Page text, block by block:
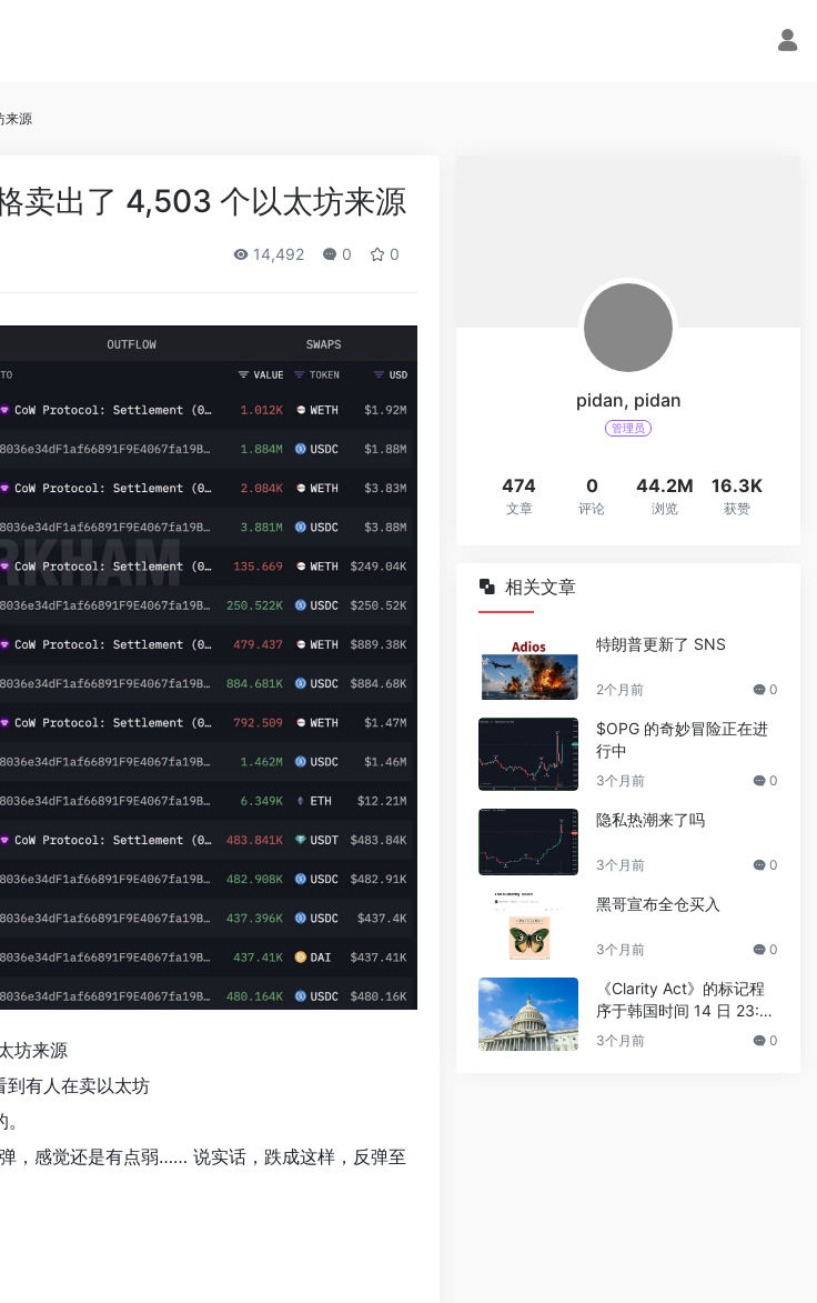
来源
卖出了 4,503 个以太坊来源
14,492 0 0
坊来源
有人在卖以太坊
，感觉还是有点弱…… 说实话，跌成这样，反弹至
pidan, pidan
管理员
474
文章
0
评论
44.2M
浏览
16.3K
获赞
相关文章
特朗普更新了 SNS
2个月前 0
$OPG 的奇妙冒险正在进
行中
3个月前 0
隐私热潮来了吗
3个月前 0
黑哥宣布全仓买入
3个月前 0
《Clarity Act》的标记程
序于韩国时间 14 日 23:3
0 进行
3个月前 0